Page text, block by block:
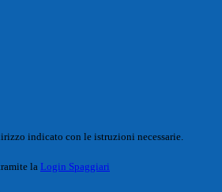
indicato con le istruzioni necessarie.
la Login Spaggiari